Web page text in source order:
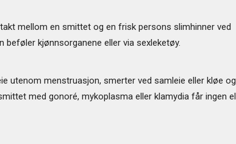
mellom en smittet og en frisk persons slimhinner ved
beføler kjønnsorganene eller via sexleketøy.
utenom menstruasjon, smerter ved samleie eller kløe
med gonoré, mykoplasma eller klamydia får ingen